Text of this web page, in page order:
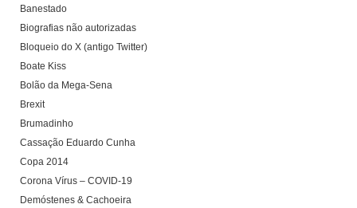
Banestado
Biografias não autorizadas
Bloqueio do X (antigo Twitter)
Boate Kiss
Bolão da Mega-Sena
Brexit
Brumadinho
Cassação Eduardo Cunha
Copa 2014
Corona Vírus – COVID-19
Demóstenes & Cachoeira